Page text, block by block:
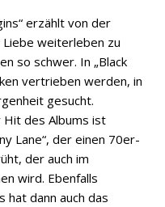
erzählt von der
weiterleben zu
so schwer. In „Black
vertrieben werden, in
gesucht.
Hit des Albums ist
Lane“, der einen 70er-
der auch im
wird. Ebenfalls
hat dann auch das